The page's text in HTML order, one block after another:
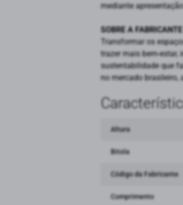
mediante
SOBRE A FABRICANTE
Transformar os
trazer mais bem-estar,
sustentabilidade que
no mercado brasileiro,
Altura
Bitola
Código da Fabricante
Comprimento